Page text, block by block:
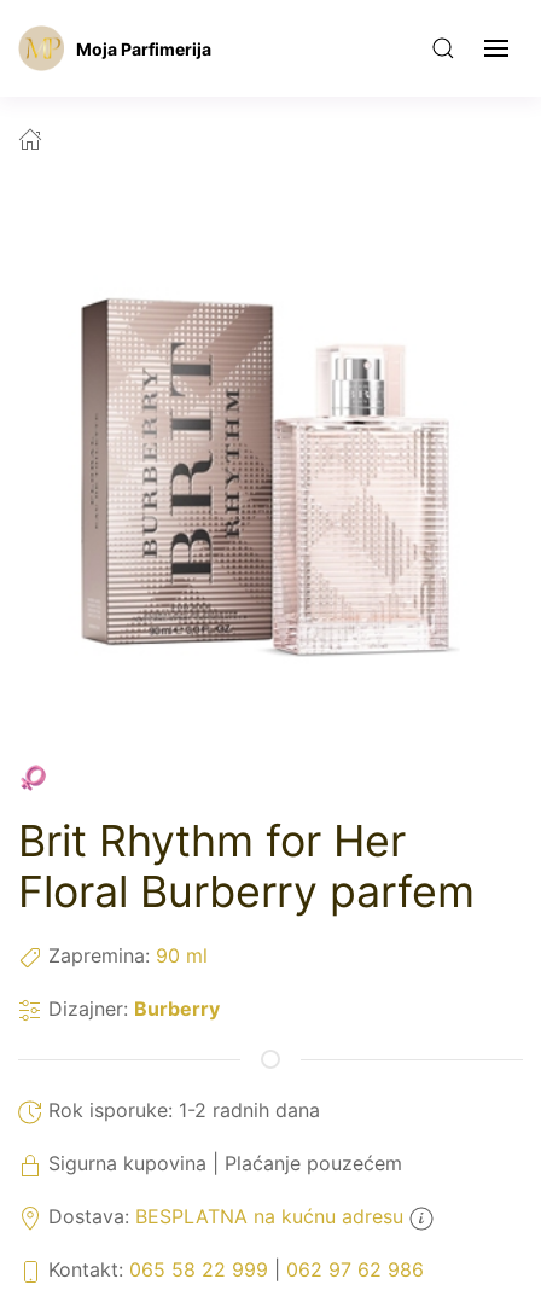
Moja Parfimerija
Brit Rhythm for Her
Floral Burberry parfem
Zapremina: 90 ml
Dizajner: Burberry
Rok isporuke: 1-2 radnih dana
Sigurna kupovina | Plaćanje pouzećem
Dostava: BESPLATNA na kućnu adresu
Kontakt: 065 58 22 999 062 97 62 986